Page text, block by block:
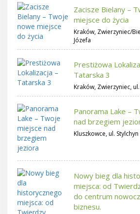
Zacisze Bielany –
miejsce do życia
Kraków, Zwierzyniec/
Józefa
Prestiżowa
Tatarska 3
Kraków, Zwierzyniec,
Panorama Lake –
nad brzegiem
Kluszkowce, ul. Stylchyn
Nowy bieg dla
miejsca: od
do centrum
biznesu.